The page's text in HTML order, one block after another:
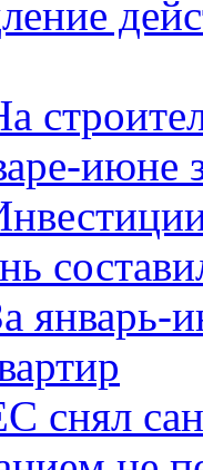
июне
январь-
снял